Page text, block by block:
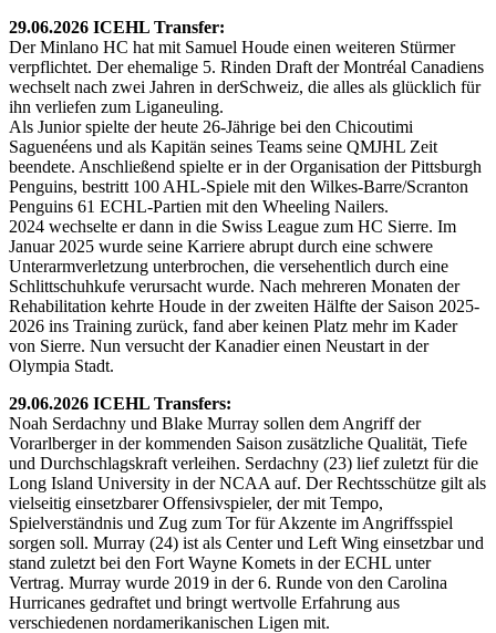
29.06.2026 ICEHL Transfer:
Der Minlano HC hat mit Samuel Houde einen weiteren Stürmer
verpflichtet. Der ehemalige 5. Rinden Draft der Montréal Canadiens
wechselt nach zwei Jahren in derSchweiz, die alles als glücklich für
ihn verliefen zum Liganeuling.
Als Junior spielte der heute 26-Jährige bei den Chicoutimi
Saguenéens und als Kapitän seines Teams seine QMJHL Zeit
beendete. Anschließend spielte er in der Organisation der Pittsburgh
Penguins, bestritt 100 AHL-Spiele mit den Wilkes-Barre/Scranton
Penguins 61 ECHL-Partien mit den Wheeling Nailers.
2024 wechselte er dann in die Swiss League zum HC Sierre. Im
Januar 2025 wurde seine Karriere abrupt durch eine schwere
Unterarmverletzung unterbrochen, die versehentlich durch eine
Schlittschuhkufe verursacht wurde. Nach mehreren Monaten der
Rehabilitation kehrte Houde in der zweiten Hälfte der Saison 2025-
2026 ins Training zurück, fand aber keinen Platz mehr im Kader
von Sierre. Nun versucht der Kanadier einen Neustart in der
Olympia Stadt.
29.06.2026 ICEHL Transfers:
Noah Serdachny und Blake Murray sollen dem Angriff der
Vorarlberger in der kommenden Saison zusätzliche Qualität, Tiefe
und Durchschlagskraft verleihen. Serdachny (23) lief zuletzt für die
Long Island University in der NCAA auf. Der Rechtsschütze gilt als
vielseitig einsetzbarer Offensivspieler, der mit Tempo,
Spielverständnis und Zug zum Tor für Akzente im Angriffsspiel
sorgen soll. Murray (24) ist als Center und Left Wing einsetzbar und
stand zuletzt bei den Fort Wayne Komets in der ECHL unter
Vertrag. Murray wurde 2019 in der 6. Runde von den Carolina
Hurricanes gedraftet und bringt wertvolle Erfahrung aus
verschiedenen nordamerikanischen Ligen mit.